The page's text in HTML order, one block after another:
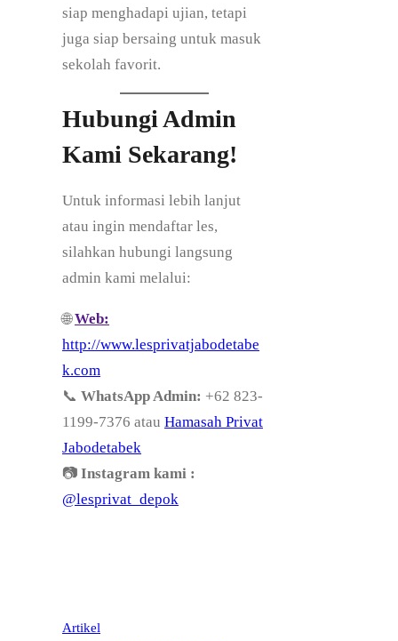
siap menghadapi ujian, tetapi
juga siap bersaing untuk masuk
sekolah favorit.
Hubungi Admin
Kami Sekarang!
Untuk informasi lebih lanjut
atau ingin mendaftar les,
silahkan hubungi langsung
admin kami melalui:
🌐Web:
http://www.lesprivatjabodetabe
k.com
📞 WhatsApp Admin: +62 823-
1199-7376 atau Hamasah Privat
Jabodetabek
📷 Instagram kami :
@lesprivat_depok
Artikel